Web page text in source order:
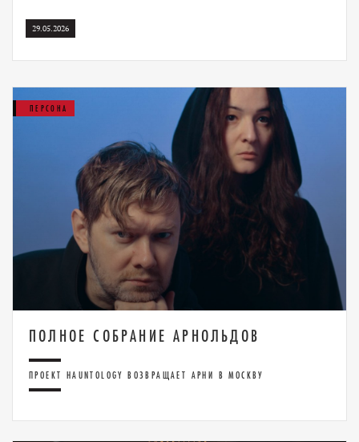
29.05.2026
ПЕРСОНА
ПОЛНОЕ СОБРАНИЕ АРНОЛЬДОВ
ПРОЕКТ HAUNTOLOGY ВОЗВРАЩАЕТ АРНИ В МОСКВУ